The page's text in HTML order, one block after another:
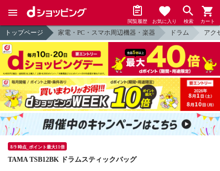
閲覧履歴 お気に入り 検索 カート
トップページ 家電・PC・スマホ周辺機器・楽器 ドラム アク
8/9 時点_ポイント最大11倍
TAMA TSB12BK ドラムスティックバッグ